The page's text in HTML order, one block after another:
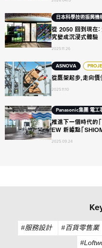
日本科學技術振興機構
從 2050 回到現在
究變成沉浸式體驗
2025.11.26
從 2050 回到現在： 大阪世
ASNOVA
從鷹架起步，走向
2025.11.10
從鷹架起步，走向價值創造
Panasonic集團 電工
推進下一個時代的
EW 新據點「
2025.09.24
推進下一個時代的「潮目」
#服務設計 #百貨零售業